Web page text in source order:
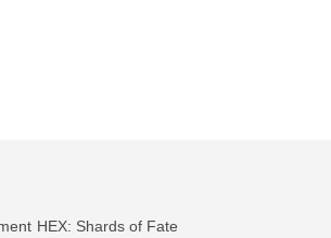
HEX: Shards of Fate